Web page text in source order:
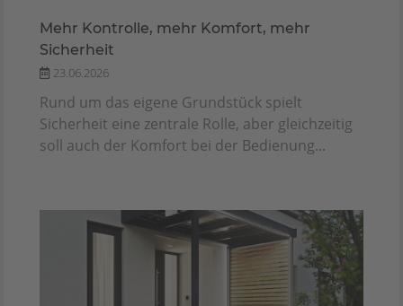
Mehr Kontrolle, mehr Komfort, mehr
Sicherheit
23.06.2026
Rund um das eigene Grundstück spielt
Sicherheit eine zentrale Rolle, aber gleichzeitig
soll auch der Komfort bei der Bedienung...